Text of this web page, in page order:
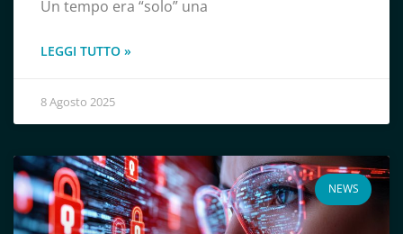
Un tempo era “solo” una
LEGGI TUTTO »
8 Agosto 2025
NEWS